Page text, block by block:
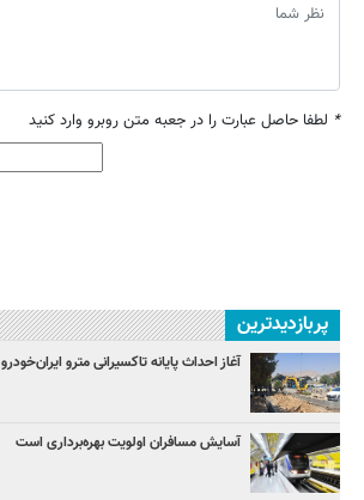
* لطفا حاصل عبارت را در جعبه متن روبرو وارد کنید
پربازدیدترین
آغاز احداث پایانه تاکسیرانی مترو ایران‌خودرو
آسایش مسافران اولویت بهره‌برداری است